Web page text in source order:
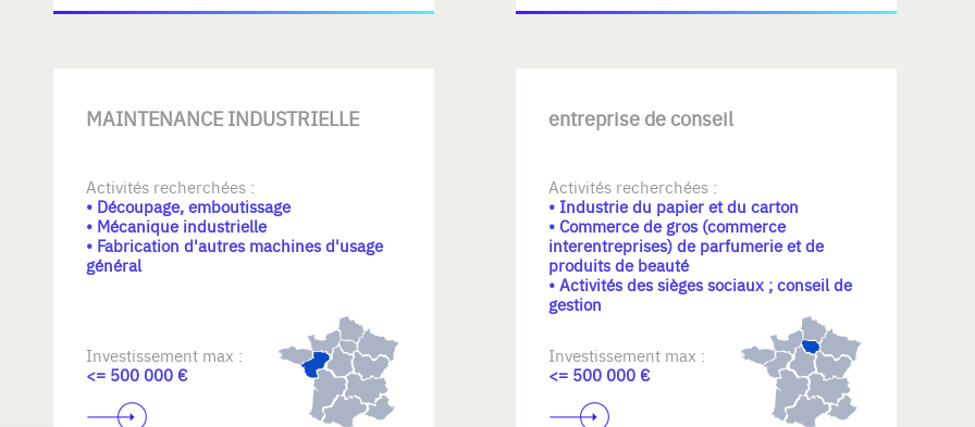
MAINTENANCE INDUSTRIELLE
Activités recherchées :
• Découpage, emboutissage
• Mécanique industrielle
• Fabrication d'autres machines d'usage
général
Investissement max :
<= 500 000 €
entreprise de conseil
Activités recherchées :
• Industrie du papier et du carton
• Commerce de gros (commerce
interentreprises) de parfumerie et de
produits de beauté
• Activités des sièges sociaux ; conseil de
gestion
Investissement max :
<= 500 000 €